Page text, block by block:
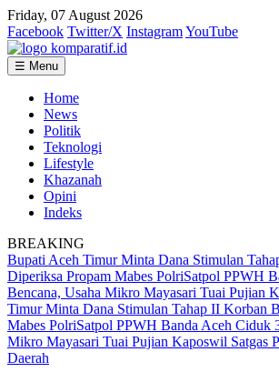
Friday, 07 August 2026
Facebook Twitter/X InstagramYouTube
☰ Menu
Home
News
Politik
Teknologi
Lifestyle
Khazanah
Opini
Indeks
BREAKING
Bupati Aceh Timur Minta Dana Stimulan
Diperiksa Propam Mabes PolriSatpol PPWH
Bencana, Usaha Mikro Mayasari Tuai Pujian
Timur Minta Dana Stimulan Tahap II Korban
Mabes PolriSatpol PPWH Banda Aceh Ciduk
Mikro Mayasari Tuai Pujian Kaposwil Satgas
Daerah